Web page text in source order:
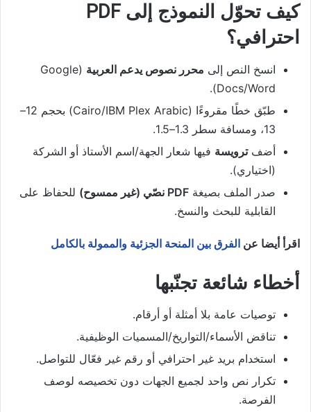
كيف تحوّل النموذج إلى PDF
احترافي؟
انسخ النص إلى محرر نصوص يدعم العربية (Google
Docs/Word).
طبّق خطًا مقروءًا (Cairo/IBM Plex Arabic) بحجم 12–
13، ومسافة سطر 1.3–1.5.
أضفترويسة فيها شعار الجهة/اسم الأستاذ أو الشركة
(اختياري).
صدر الملف بصيغة PDF نصّي (غير ممسوح)
للحفاظ على
القابلية للبحث والنسخ.
اقرأ أيضا عن الفرق بين المنحة الجزئية والممولة بالكامل
أخطاء شائعة تجنّبها
توصيات عامة بلا أمثلة أو أرقام.
تناقض الأسماء/التواريخ/المسميات الوظيفية.
استخدام بريد غير احترافي أو رقم غير فعّال للتواصل.
تكرار نص واحد لجميع الجهات دون تخصيصه لوصف
الفرصة.